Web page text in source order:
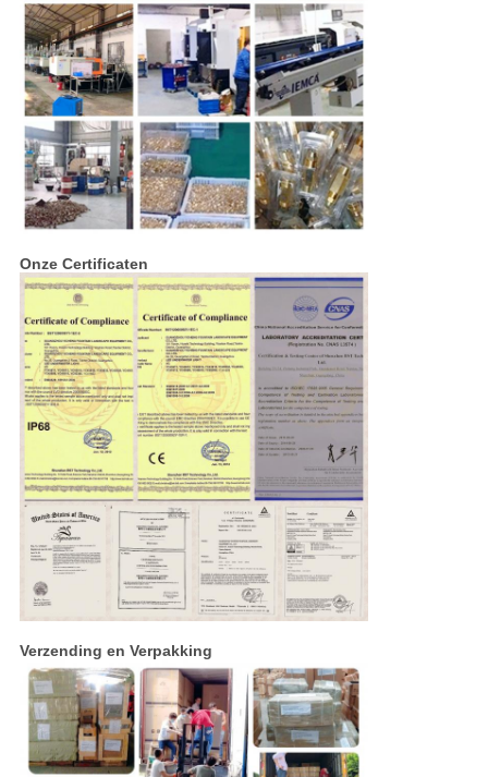
Onze Certificaten
Verzending en Verpakking